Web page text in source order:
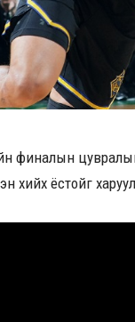
финалын
хийх ёстойг